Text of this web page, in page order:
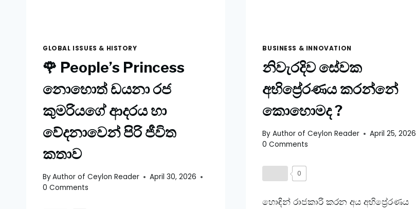
GLOBAL ISSUES & HISTORY
🌹 People’s Princess
නොහොත් ඩයනා රජ
කුමරියගේ ආදරය හා
වේදනාවෙන් පිරි ජීවිත
කතාව
ByAuthor of Ceylon Reader
April 30, 2026
0 Comments
BUSINESS & INNOVATION
නිවැරදිව සේවක
අභිප්‍රේරණය කරන්නේ
කොහොමද ?
By Author of Ceylon Reader
April 25, 2026
0 Comments
0
හොඳින් රාජකාරි කරන අය අභිප්‍රේරණය